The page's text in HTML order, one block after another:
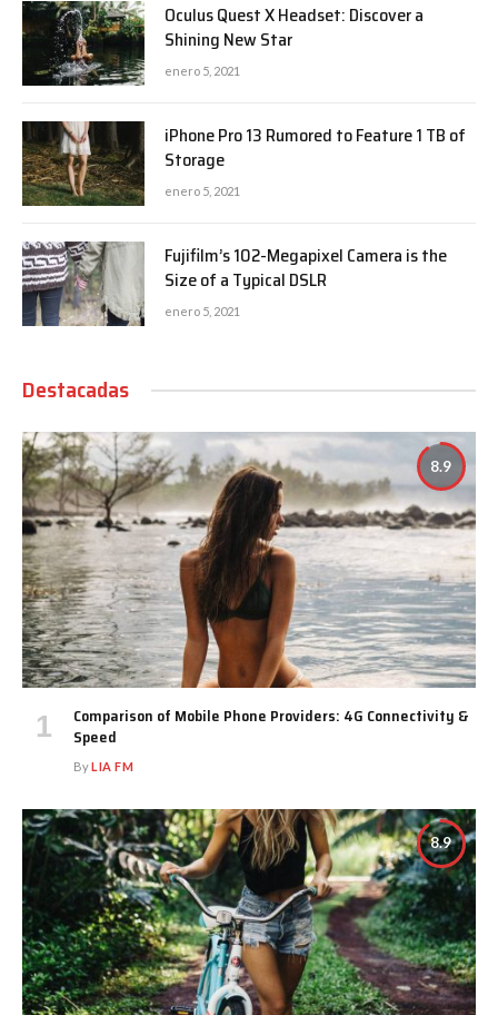
Oculus Quest X Headset: Discover a
Shining New Star
enero 5, 2021
iPhone Pro 13 Rumored to Feature 1 TB of
Storage
enero 5, 2021
Fujifilm’s 102-Megapixel Camera is the
Size of a Typical DSLR
enero 5, 2021
Destacadas
8.9
Comparison of Mobile Phone Providers: 4G Connectivity &
Speed
ByLIA FM
8.9